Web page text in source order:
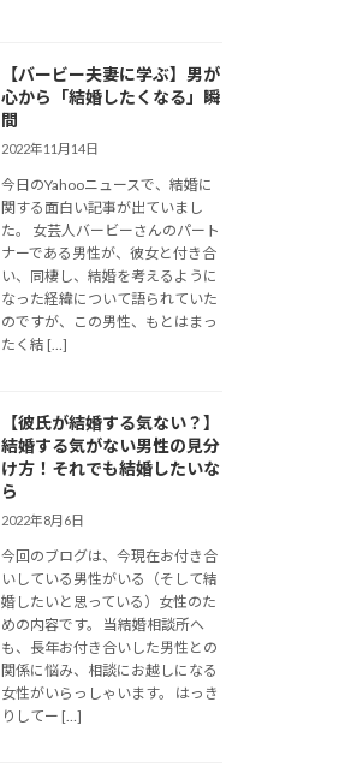
【バービー夫妻に学ぶ】男が
心から「結婚したくなる」瞬
間
2022年11月14日
今日のYahooニュースで、結婚に
関する面白い記事が出ていまし
た。 女芸人バービーさんのパート
ナーである男性が、彼女と付き合
い、同棲し、結婚を考えるように
なった経緯について語られていた
のですが、この男性、もとはまっ
たく結 […]
【彼氏が結婚する気ない？】
結婚する気がない男性の見分
け方！それでも結婚したいな
ら
2022年8月6日
今回のブログは、今現在お付き合
いしている男性がいる（そして結
婚したいと思っている）女性のた
めの内容です。 当結婚相談所へ
も、長年お付き合いした男性との
関係に悩み、相談にお越しになる
女性がいらっしゃいます。 はっき
りしてー […]